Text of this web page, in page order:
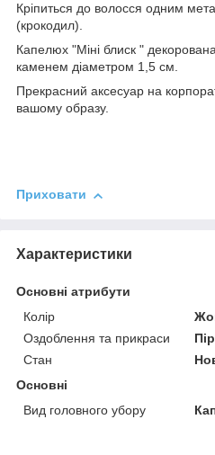
Кріпиться до волосся одним
(крокодил).
Капелюх "Міні блиск "
каменем діаметром 1,5 см.
Прекрасний аксесуар на
вашому образу.
Приховати
Характеристики
Основні атрибути
Колір
Оздоблення та прикраси
Стан
Основні
Вид головного убору